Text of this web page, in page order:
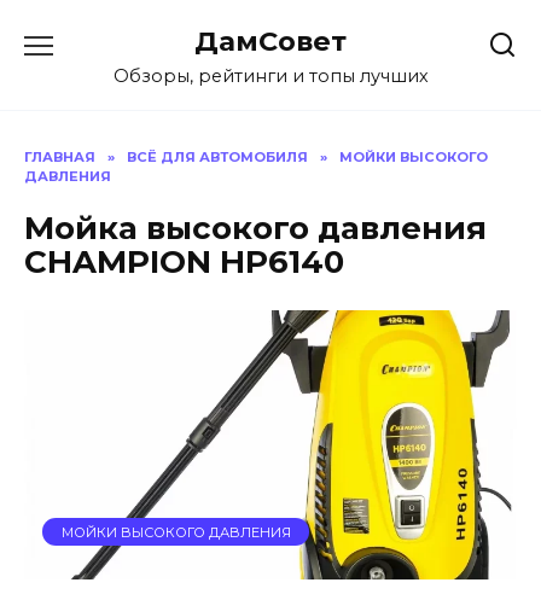
содержанию
ДамСовет
Обзоры, рейтинги и топы лучших
ГЛАВНАЯ » ВСЁ ДЛЯ АВТОМОБИЛЯ »
МОЙКИ ВЫСОКОГО
ДАВЛЕНИЯ
Мойка высокого давления
CHAMPION HP6140
МОЙКИ ВЫСОКОГО ДАВЛЕНИЯ